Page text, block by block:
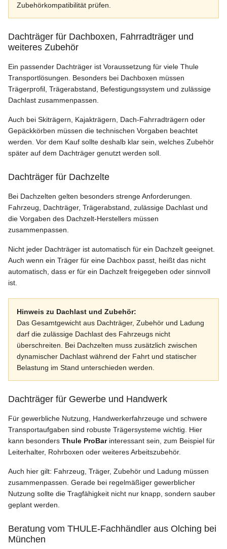
Zubehörkompatibilität prüfen.
Dachträger für Dachboxen, Fahrradträger und
weiteres Zubehör
Ein passender Dachträger ist Voraussetzung für viele Thule
Transportlösungen. Besonders bei Dachboxen müssen
Trägerprofil, Trägerabstand, Befestigungssystem und zulässige
Dachlast zusammenpassen.
Auch bei Skiträgern, Kajakträgern, Dach-Fahrradträgern oder
Gepäckkörben müssen die technischen Vorgaben beachtet
werden. Vor dem Kauf sollte deshalb klar sein, welches Zubehör
später auf dem Dachträger genutzt werden soll.
Dachträger für Dachzelte
Bei Dachzelten gelten besonders strenge Anforderungen.
Fahrzeug, Dachträger, Trägerabstand, zulässige Dachlast und
die Vorgaben des Dachzelt-Herstellers müssen
zusammenpassen.
Nicht jeder Dachträger ist automatisch für ein Dachzelt geeignet.
Auch wenn ein Träger für eine Dachbox passt, heißt das nicht
automatisch, dass er für ein Dachzelt freigegeben oder sinnvoll
ist.
Hinweis zu Dachlast und Zubehör:
Das Gesamtgewicht aus Dachträger, Zubehör und Ladung
darf die zulässige Dachlast des Fahrzeugs nicht
überschreiten. Bei Dachzelten muss zusätzlich zwischen
dynamischer Dachlast während der Fahrt und statischer
Belastung im Stand unterschieden werden.
Dachträger für Gewerbe und Handwerk
Für gewerbliche Nutzung, Handwerkerfahrzeuge und schwere
Transportaufgaben sind robuste Trägersysteme wichtig. Hier
kann besonders Thule ProBarinteressant sein, zum Beispiel für
Leiterhalter, Rohrboxen oder weiteres Arbeitszubehör.
Auch hier gilt: Fahrzeug, Träger, Zubehör und Ladung müssen
zusammenpassen. Gerade bei regelmäßiger gewerblicher
Nutzung sollte die Tragfähigkeit nicht nur knapp, sondern sauber
geplant werden.
Beratung vom THULE-Fachhändler aus Olching bei
München